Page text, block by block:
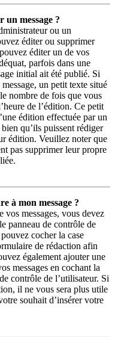
message ?
ou un
éditer ou supprimer
éditer un de vos
parfois dans une
initial ait été publié. Si
un petit texte situé
nombre de fois que vous
de l’édition. Ce petit
édition effectuée par un
qu’ils puissent rédiger
édition. Veuillez noter que
pas supprimer leur propre
à mon message ?
vos messages, vous devez
panneau de contrôle de
cocher la case
de rédaction afin
également ajouter une
messages en cochant la
contrôle de l’utilisateur. Si
il ne vous sera plus utile
souhait d’insérer votre